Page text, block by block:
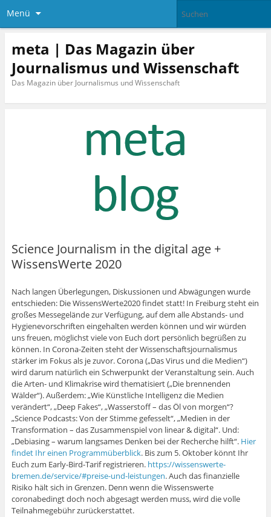
Menü
meta | Das Magazin über
Journalismus und Wissenschaft
Das Magazin über Journalismus und Wissenschaft
Science Journalism in the digital age +
WissensWerte 2020
Nach langen Überlegungen, Diskussionen und Abwägungen wurde
entschieden: Die WissensWerte2020 findet statt! In Freiburg steht ein
großes Messegelände zur Verfügung, auf dem alle Abstands- und
Hygienevorschriften eingehalten werden können und wir würden
uns freuen, möglichst viele von Euch dort persönlich begrüßen zu
können. In Corona-Zeiten steht der Wissenschaftsjournalismus
stärker im Fokus als je zuvor. Corona („Das Virus und die Medien“)
wird darum natürlich ein Schwerpunkt der Veranstaltung sein. Auch
die Arten- und Klimakrise wird thematisiert („Die brennenden
Wälder“). Außerdem: „Wie Künstliche Intelligenz die Medien
verändert“, „Deep Fakes“, „Wasserstoff – das Öl von morgen“?
„Science Podcasts: Von der Stimme gefesselt“, „Medien in der
Transformation – das Zusammenspiel von linear & digital“. Und:
„Debiasing – warum langsames Denken bei der Recherche hilft“. Hier
findet Ihr einen Programmüberblick. Bis zum 5. Oktober könnt Ihr
Euch zum Early-Bird-Tarif registrieren. https://wissenswerte-
bremen.de/service/#preise-und-leistungen. Auch das finanzielle
Risiko hält sich in Grenzen. Denn wenn die Wissenswerte
coronabedingt doch noch abgesagt werden muss, wird die volle
Teilnahmegebühr zurückerstattet.